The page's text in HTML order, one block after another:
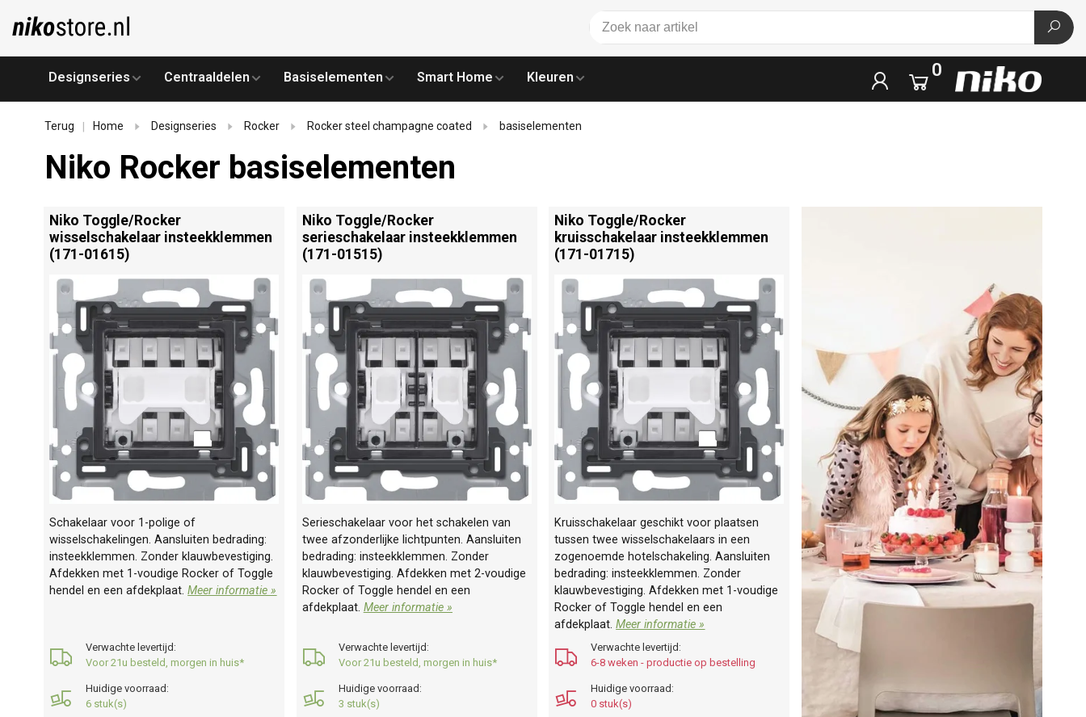
Designseries Centraaldelen Basiselementen Smart Home Kleuren 0
Terug Home Designseries Rocker Rocker steel champagne coated basiselementen
Niko Rocker basiselementen
Niko Toggle/Rocker
wisselschakelaar insteekklemmen
(171-01615)
Schakelaar voor 1-polige of
wisselschakelingen. Aansluiten bedrading:
insteekklemmen. Zonder klauwbevestiging.
Afdekken met 1-voudige Rocker of Toggle
hendel en een afdekplaat.Meer informatie »
Verwachte levertijd:
Voor 21u besteld, morgen in huis*
Huidige voorraad:
6 stuk(s)
Niko Toggle/Rocker
serieschakelaar insteekklemmen
(171-01515)
Serieschakelaar voor het schakelen van
twee afzonderlijke lichtpunten. Aansluiten
bedrading: insteekklemmen. Zonder
klauwbevestiging. Afdekken met 2-voudige
Rocker of Toggle hendel en een
afdekplaat. Meer informatie »
Verwachte levertijd:
Voor 21u besteld, morgen in huis*
Huidige voorraad:
3 stuk(s)
Niko Toggle/Rocker
kruisschakelaar insteekklemmen
(171-01715)
Kruisschakelaar geschikt voor plaatsen
tussen twee wisselschakelaars in een
zogenoemde hotelschakeling. Aansluiten
bedrading: insteekklemmen. Zonder
klauwbevestiging. Afdekken met 1-voudige
Rocker of Toggle hendel en een
afdekplaat.Meer informatie »
Verwachte levertijd:
6-8 weken - productie op bestelling
Huidige voorraad:
0 stuk(s)